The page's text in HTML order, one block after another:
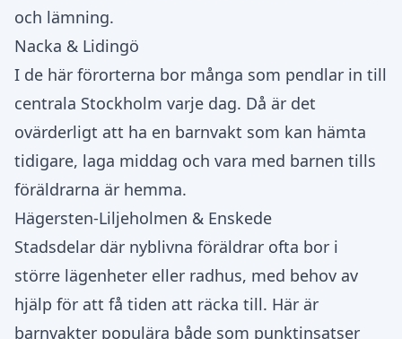
och lämning.
Nacka & Lidingö
I de här förorterna bor många som pendlar in till
centrala Stockholm varje dag. Då är det
ovärderligt att ha en barnvakt som kan hämta
tidigare, laga middag och vara med barnen tills
föräldrarna är hemma.
Hägersten-Liljeholmen & Enskede
Stadsdelar där nyblivna föräldrar ofta bor i
större lägenheter eller radhus, med behov av
hjälp för att få tiden att räcka till. Här är
barnvakter populära både som punktinsatser